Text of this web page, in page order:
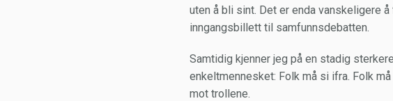
uten å bli sint. Det er enda vanskeligere
inngangsbillett til samfunnsdebatten.
Samtidig kjenner jeg på en stadig
enkeltmennesket: Folk må si ifra. Folk
mot trollene.